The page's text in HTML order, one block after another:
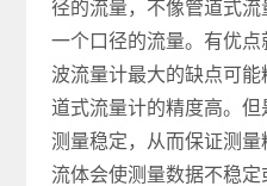
径的流量，不像管道式
一个口径的流量。有优
波流量计最大的缺点可
道式流量计的精度高。
测量稳定，从而保证测
流体会使测量数据不稳